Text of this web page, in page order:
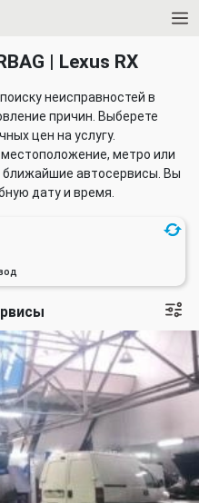
| Lexus RX
неисправностей в
причин. Выберете
цен на услугу.
метро или
ближайшие автосервисы. Вы
дату и время.